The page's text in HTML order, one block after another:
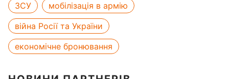
ЗСУ
мобілізація в армію
війна Росії та України
економічне бронювання